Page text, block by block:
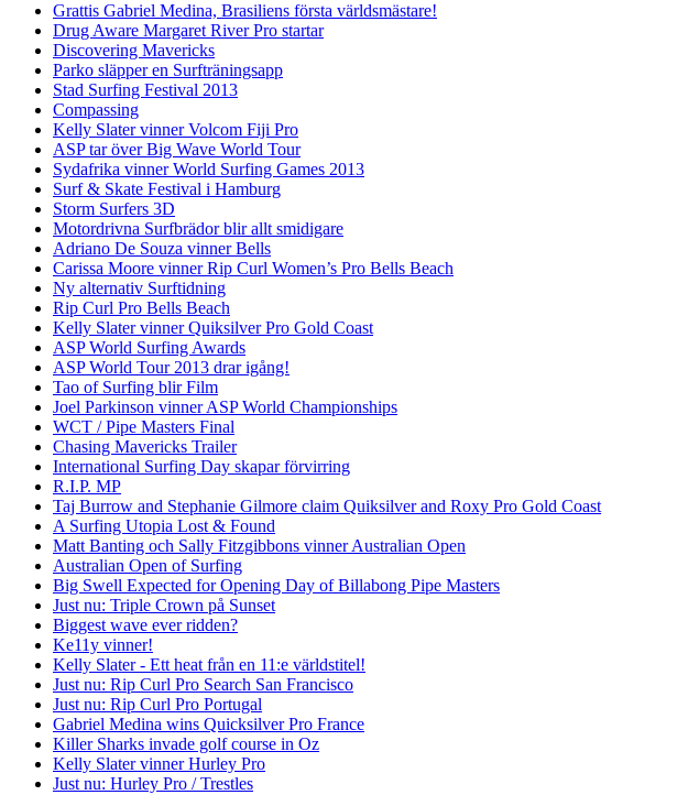
Grattis Gabriel Medina, Brasiliens första världsmästare!
Drug Aware Margaret River Pro startar
Discovering Mavericks
Parko släpper en Surfträningsapp
Stad Surfing Festival 2013
Compassing
Kelly Slater vinner Volcom Fiji Pro
ASP tar över Big Wave World Tour
Sydafrika vinner World Surfing Games 2013
Surf & Skate Festival i Hamburg
Storm Surfers 3D
Motordrivna Surfbrädor blir allt smidigare
Adriano De Souza vinner Bells
Carissa Moore vinner Rip Curl Women’s Pro Bells Beach
Ny alternativ Surftidning
Rip Curl Pro Bells Beach
Kelly Slater vinner Quiksilver Pro Gold Coast
ASP World Surfing Awards
ASP World Tour 2013 drar igång!
Tao of Surfing blir Film
Joel Parkinson vinner ASP World Championships
WCT / Pipe Masters Final
Chasing Mavericks Trailer
International Surfing Day skapar förvirring
R.I.P. MP
Taj Burrow and Stephanie Gilmore claim Quiksilver and Roxy Pro Gold Coast
A Surfing Utopia Lost & Found
Matt Banting och Sally Fitzgibbons vinner Australian Open
Australian Open of Surfing
Big Swell Expected for Opening Day of Billabong Pipe Masters
Just nu: Triple Crown på Sunset
Biggest wave ever ridden?
Ke11y vinner!
Kelly Slater - Ett heat från en 11:e världstitel!
Just nu: Rip Curl Pro Search San Francisco
Just nu: Rip Curl Pro Portugal
Gabriel Medina wins Quicksilver Pro France
Killer Sharks invade golf course in Oz
Kelly Slater vinner Hurley Pro
Just nu: Hurley Pro / Trestles